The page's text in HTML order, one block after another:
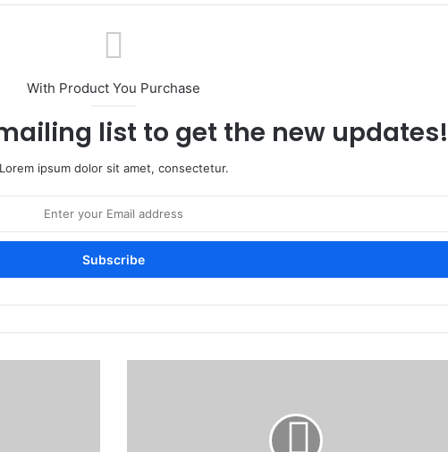
With Product You Purchase
list to get the new updates!
Lorem ipsum dolor sit amet, consectetur.